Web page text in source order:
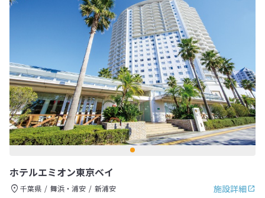
ホテルエミオン東京ベイ
施設詳細
千葉県 舞浜・浦安
新浦安